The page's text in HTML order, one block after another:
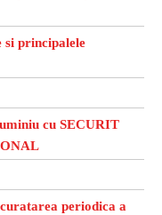
si principalele
cu SECURIT
periodica a